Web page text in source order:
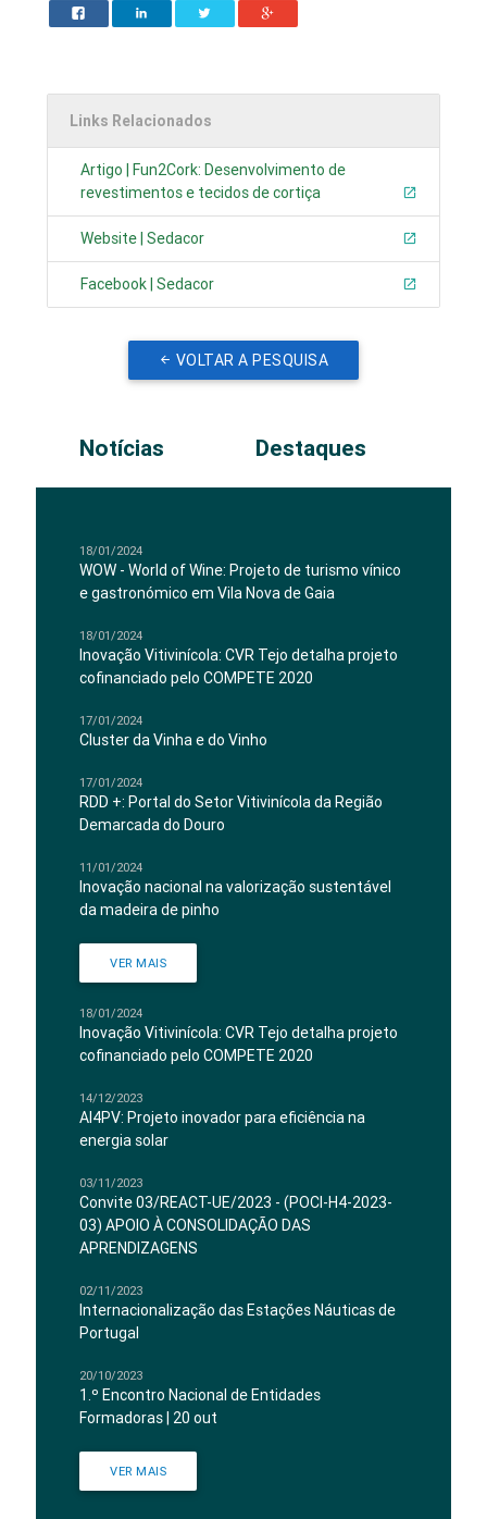
Links Relacionados
Artigo | Fun2Cork: Desenvolvimento de
revestimentos e tecidos de cortiça
Website | Sedacor
Facebook | Sedacor
VOLTAR A PESQUISA
Notícias Destaques
18/01/2024
WOW - World of Wine: Projeto de turismo vínico
e gastronómico em Vila Nova de Gaia
18/01/2024
Inovação Vitivinícola: CVR Tejo detalha projeto
cofinanciado pelo COMPETE 2020
17/01/2024
Cluster da Vinha e do Vinho
17/01/2024
RDD +: Portal do Setor Vitivinícola da Região
Demarcada do Douro
11/01/2024
Inovação nacional na valorização sustentável
da madeira de pinho
VER MAIS
18/01/2024
Inovação Vitivinícola: CVR Tejo detalha projeto
cofinanciado pelo COMPETE 2020
14/12/2023
AI4PV: Projeto inovador para eficiência na
energia solar
03/11/2023
Convite 03/REACT-UE/2023 - (POCI-H4-2023-
03) APOIO À CONSOLIDAÇÃO DAS
APRENDIZAGENS
02/11/2023
Internacionalização das Estações Náuticas de
Portugal
20/10/2023
1.º Encontro Nacional de Entidades
Formadoras | 20 out
VER MAIS